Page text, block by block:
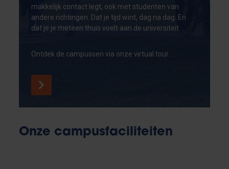
makkelijk contact legt, ook met studenten van
andere richtingen. Dat je tijd wint, dag na dag. En
dat je je meteen thuis voelt aan de universiteit.
Ontdek de campussen via onze virtual tour.
Onze campusfaciliteiten